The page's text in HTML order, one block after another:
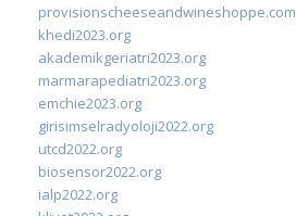
provisionscheeseandwineshoppe.com
khedi2023.org
akademikgeriatri2023.org
marmarapediatri2023.org
emchie2023.org
girisimselradyoloji2022.org
utcd2022.org
biosensor2022.org
ialp2022.org